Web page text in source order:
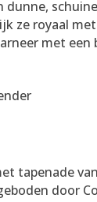
ze royaal
met een
tapenade
door